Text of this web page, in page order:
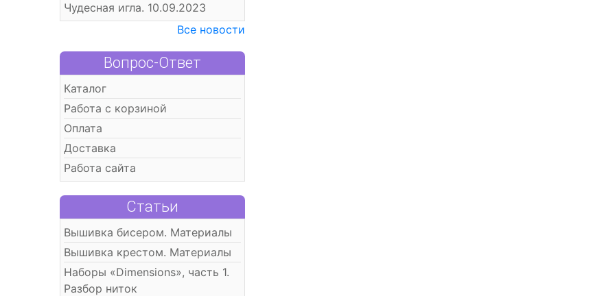
Чудесная игла. 10.09.2023
Все новости
Вопрос-Ответ
Каталог
Работа с корзиной
Оплата
Доставка
Работа сайта
Статьи
Вышивка бисером. Материалы
Вышивка крестом. Материалы
Наборы «Dimensions», часть 1.
Разбор ниток